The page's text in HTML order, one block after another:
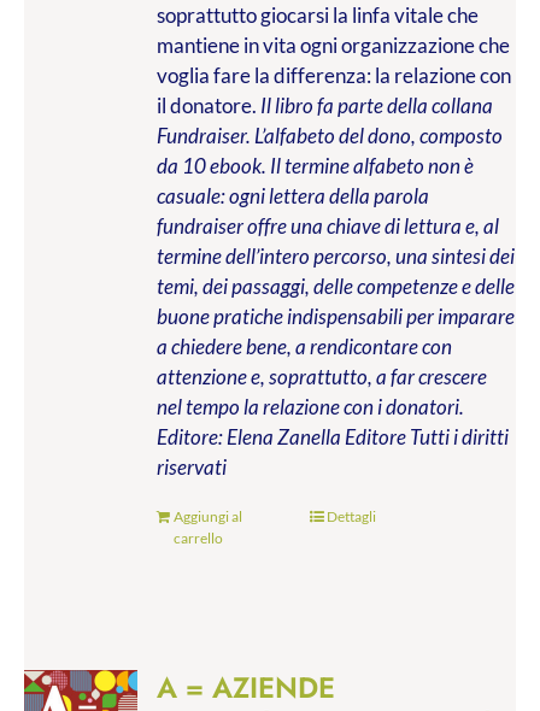
soprattutto giocarsi la linfa vitale che
mantiene in vita ogni organizzazione che
voglia fare la differenza: la relazione con
il donatore. Il libro fa parte della collana
Fundraiser. L’alfabeto del dono, composto
da 10 ebook. Il termine alfabeto non è
casuale: ogni lettera della parola
fundraiser offre una chiave di lettura e, al
termine dell’intero percorso, una sintesi dei
temi, dei passaggi, delle competenze e delle
buone pratiche indispensabili per imparare
a chiedere bene, a rendicontare con
attenzione e, soprattutto, a far crescere
nel tempo la relazione con i donatori.
Editore: Elena Zanella EditoreTutti i diritti
riservati
Aggiungi al
carrello
Dettagli
A = AZIENDE